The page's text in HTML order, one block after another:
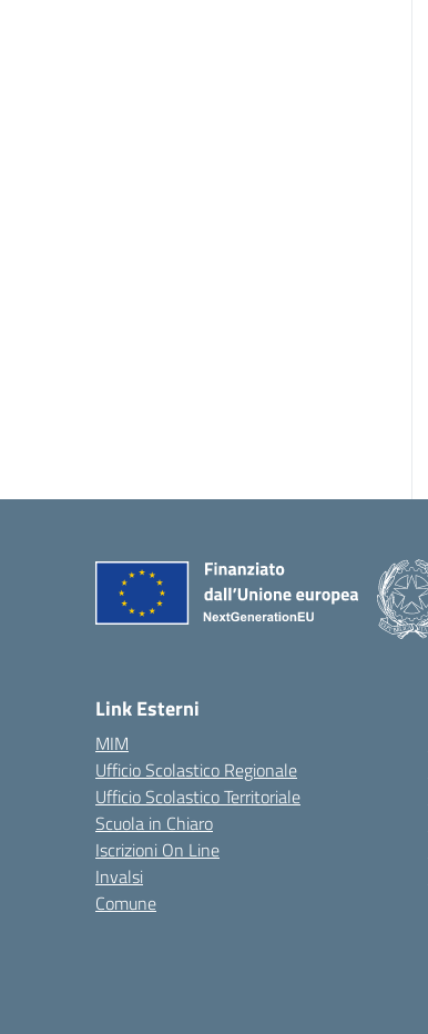
Link Esterni
MIM
Ufficio Scolastico Regionale
Ufficio Scolastico Territoriale
Scuola in Chiaro
Iscrizioni On Line
Invalsi
Comune